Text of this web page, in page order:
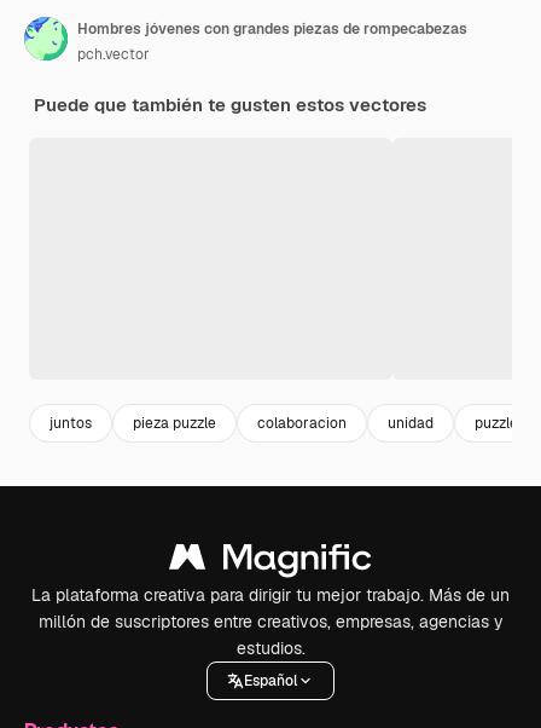
Hombres jóvenes con grandes piezas de rompecabezas
pch.vector
Puede que también te gusten estos vectores
juntos pieza puzzle colaboracion unidad puzzle
La plataforma creativa para dirigir tu mejor trabajo. Más de un
millón de suscriptores entre creativos, empresas, agencias y
estudios.
Español